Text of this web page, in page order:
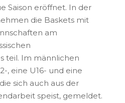
Saison eröffnet. In der
die Baskets mit
am
teil. Im männlichen
, eine U16- und eine
sich auch aus der
speist, gemeldet.